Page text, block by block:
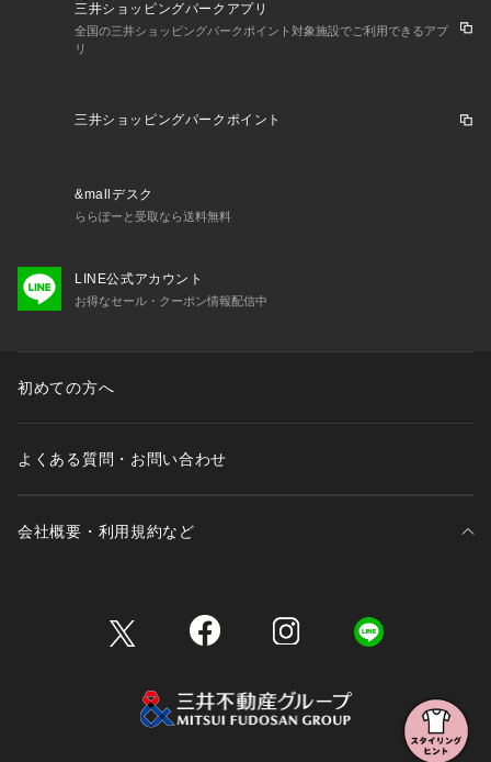
三井ショッピングパークアプリ
全国の三井ショッピングパークポイント対象施設でご利用できるアプ
リ
三井ショッピングパークポイント
&mallデスク
ららぽーと受取なら送料無料
LINE公式アカウント
お得なセール・クーポン情報配信中
初めての方へ
よくある質問・お問い合わせ
会社概要・利用規約など